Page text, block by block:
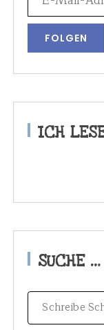
ICH
SUCHE …
S
e